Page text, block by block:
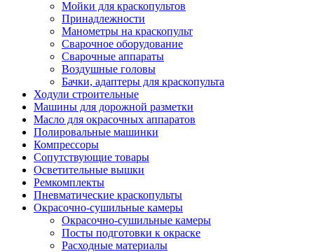
Мойки для краскопультов
Принадлежности
Манометры на краскопульт
Сварочное оборудование
Сварочные аппараты
Воздушные головы
Бачки, адаптеры для краскопульта
Ходули строительные
Машины для дорожной разметки
Масло для окрасочных аппаратов
Полировальные машинки
Компрессоры
Сопутствующие товары
Осветительные вышки
Ремкомплекты
Пневматические краскопульты
Окрасочно-сушильные камеры
Окрасочно-сушильные камеры
Посты подготовки к окраске
Расходные материалы